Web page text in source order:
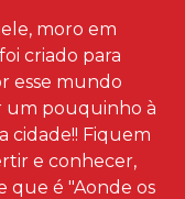
moro em
criado para
esse mundo
um pouquinho à
cidade!! Fiquem
e conhecer,
que é "Aonde os